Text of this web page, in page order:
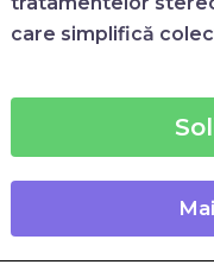
care simplifică